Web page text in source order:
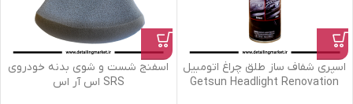
اسپری شفاف ساز طلق چراغ اتومبیل
Getsun Headlight Renovation
اسفنج شست و شوی بدنه خودروی
SRS اس آر اس